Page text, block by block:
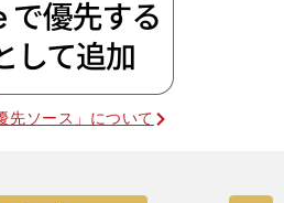
先ソース」について